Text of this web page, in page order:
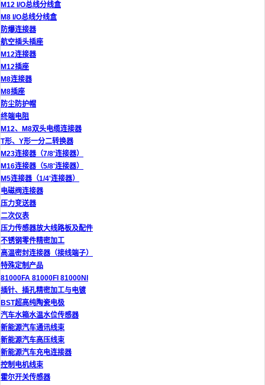
M12 I/O总线分线盒
M8 I/O总线分线盒
防爆连接器
航空插头插座
M12连接器
M12插座
M8连接器
M8插座
防尘防护帽
终端电阻
M12、M8双头电缆连接器
T形、Y形一分二转换器
M23连接器（7/8'连接器）
M16连接器（5/8'连接器）
M5连接器（1/4'连接器）
电磁阀连接器
压力变送器
二次仪表
压力传感器放大线路板及配件
不锈钢零件精密加工
高温密封连接器（接线端子）
特殊定制产品
81000FA 81000FI 81000NI
插针、插孔精密加工与电镀
BST超高纯陶瓷电极
汽车水箱水温水位传感器
新能源汽车通讯线束
新能源汽车高压线束
新能源汽车充电连接器
控制电机线束
霍尔开关传感器